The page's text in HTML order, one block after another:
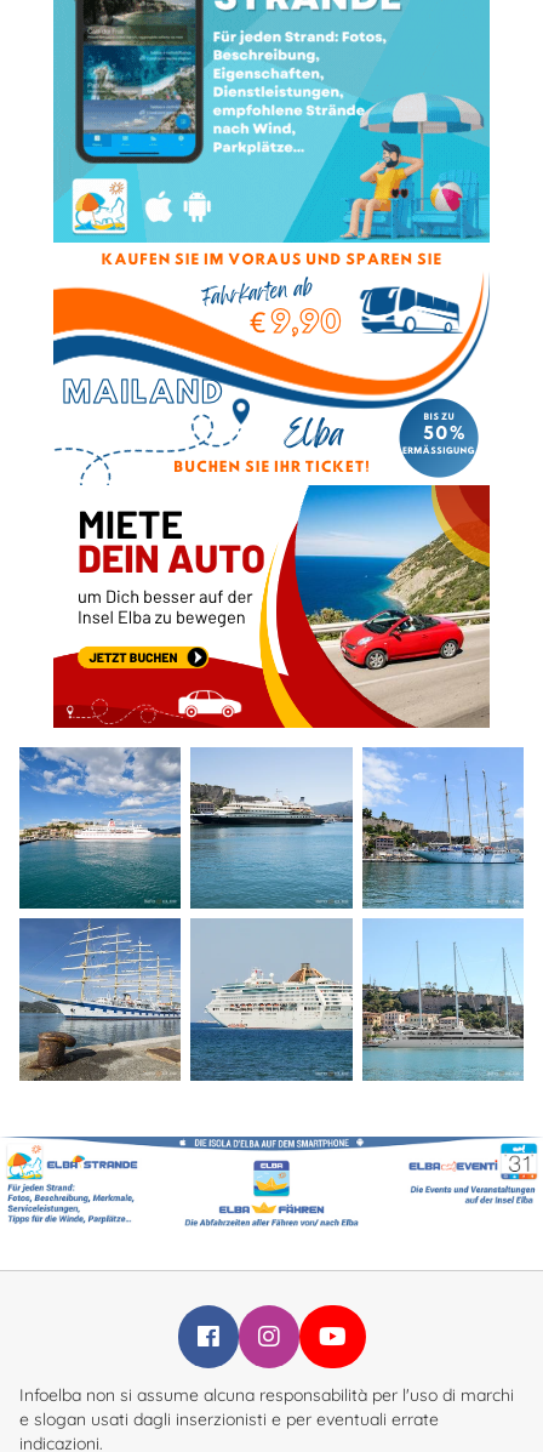
Infoelba su Facebook
Infoelba su Instagram
Infoelba su YouTube
Infoelba non si assume alcuna responsabilità per l'uso di marchi
e slogan usati dagli inserzionisti e per eventuali errate
indicazioni.